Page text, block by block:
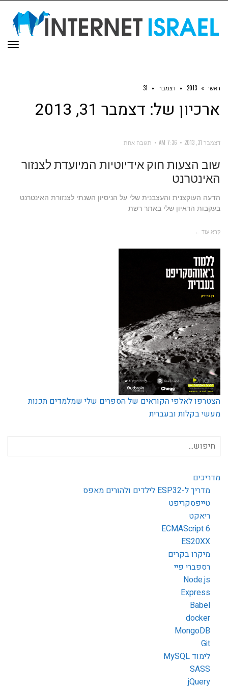
ראשי »
2013
» דצמבר »
31
ארכיון של: דצמבר 31, 2013
דצמבר 31, 2013 7:36 AM תגובה אחת
שוב הצעות חוק אידיוטיות המיועדת לצנזור
האינטרנט
הדעה העוקצנית והעצבנית שלי על הניסיון השנתי לצנזורת האינטרנט
בעקבות הראיון שלי באתר רשת
קרא עוד ←
הצטרפו לאלפי הקוראים של הספרים שלי שמלמדים תכנות
מעשי בקלות ובעברית
חיפוש
עבור:
מדריכים
מדריך ל-ESP32 לילדים ולהורים מאפס
טייפסקריפט
ריאקט
ECMAScript 6
ES20XX
מיקרו בקרים
רספברי פיי
Node.js
Express
Babel
docker
MongoDB
Git
לימוד MySQL
SASS
jQuery